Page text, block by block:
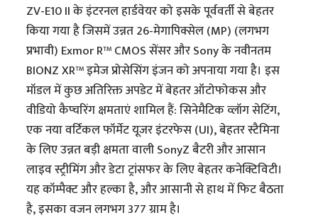
ZV-E10 II के इंटरनल हार्डवेयर को इसके पूर्ववर्ती से बेहतर
किया गया है जिसमें उन्नत 26-मेगापिक्सेल (MP) (लगभग
प्रभावी) Exmor R™ CMOS सेंसर और Sony के नवीनतम
BIONZ XR™ इमेज प्रोसेसिंग इंजन को अपनाया गया है। इस
मॉडल में कुछ अतिरिक्त अपडेट में बेहतर ऑटोफोकस और
वीडियो कैप्चरिंग क्षमताएं शामिल हैं: सिनेमैटिक व्लॉग सेटिंग,
एक नया वर्टिकल फॉर्मेट यूजर इंटरफेस (UI), बेहतर स्टैमिना
के लिए उन्नत बड़ी क्षमता वाली SonyZ बैटरी और आसान
लाइव स्ट्रीमिंग और डेटा ट्रांसफर के लिए बेहतर कनेक्टिविटी।
यह कॉम्पैक्ट और हल्का है, और आसानी से हाथ में फिट बैठता
है, इसका वजन लगभग 377 ग्राम है।